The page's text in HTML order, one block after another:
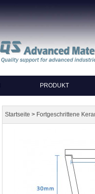
PRODUKT
Startseite > Fortgeschrittene